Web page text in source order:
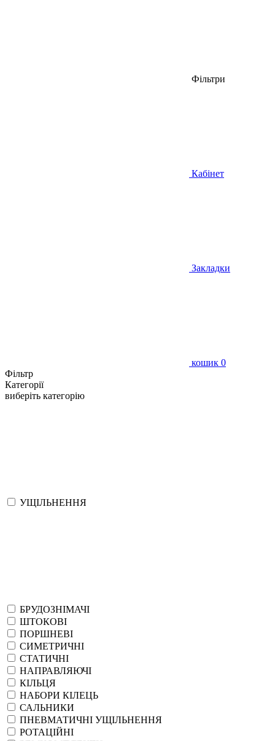
Фільтри
Кабінет
Закладки
кошик 0
Фільтр
Категорії
виберіть категорію
УЩІЛЬНЕННЯ
БРУДОЗНІМАЧІ
ШТОКОВІ
ПОРШНЕВІ
СИМЕТРИЧНІ
СТАТИЧНІ
НАПРАВЛЯЮЧІ
КІЛЬЦЯ
НАБОРИ КІЛЕЦЬ
САЛЬНИКИ
ПНЕВМАТИЧНІ УЩІЛЬНЕННЯ
РОТАЦІЙНІ